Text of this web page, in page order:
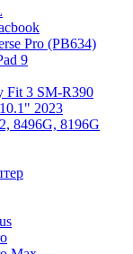
Pro (PB634)
9
Fit 3 SM-R390
2023
8496G, 8196G